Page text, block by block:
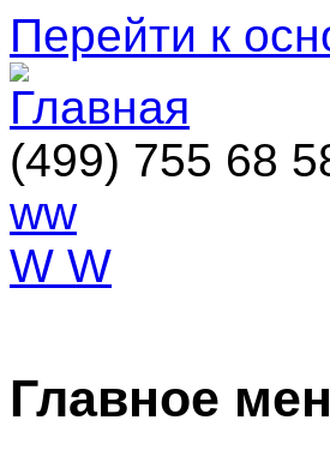
Перейти к
(499) 755 68
ww
W W
Главное